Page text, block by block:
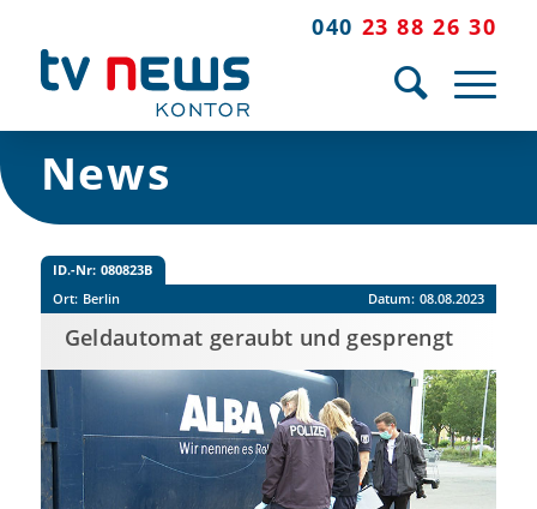
040 23 88 26 30
News
ID.-Nr: 080823B
Ort: Berlin Datum: 08.08.2023
Geldautomat geraubt und gesprengt